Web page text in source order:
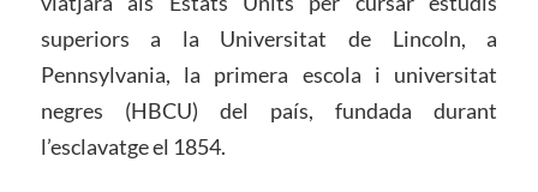
superiors a la Universitat de Lincoln, a
Pennsylvania, la primera escola i universitat
negres (HBCU) del país, fundada durant
l’esclavatge el 1854.